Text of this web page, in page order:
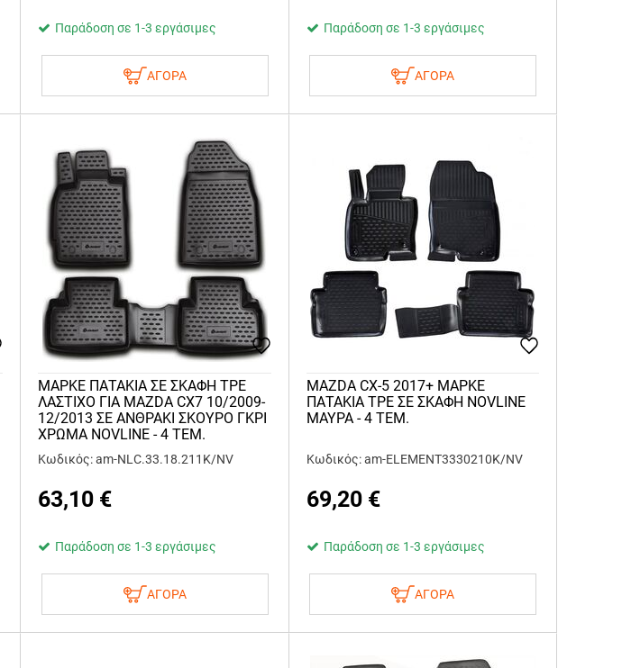
Παράδοση σε 1-3 εργάσιμες
ΑΓΟΡΑ
Παράδοση σε 1-3 εργάσιμες
ΑΓΟΡΑ
ΜΑΡΚΕ ΠΑΤΑΚΙΑ ΣΕ ΣΚΑΦΗ TPE
ΛΑΣΤΙΧΟ ΓΙΑ MAZDA CX7 10/2009-
12/2013 ΣΕ ΑΝΘΡΑΚΙ ΣΚΟΥΡΟ ΓΚΡΙ
ΧΡΩΜΑ NOVLINE - 4 ΤΕΜ.
Κωδικός: am-NLC.33.18.211K/NV
63,10 €
Παράδοση σε 1-3 εργάσιμες
ΑΓΟΡΑ
MAZDA CX-5 2017+ ΜΑΡΚΕ
ΠΑΤΑΚΙΑ TPE ΣΕ ΣΚΑΦΗ NOVLINE
MAYΡΑ - 4 ΤΕΜ.
Κωδικός: am-ELEMENT3330210K/NV
69,20 €
Παράδοση σε 1-3 εργάσιμες
ΑΓΟΡΑ